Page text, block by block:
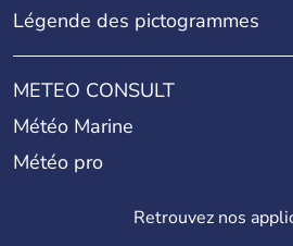
Légende des pictogrammes
METEO CONSULT
Météo Marine
Météo pro
Retrouvez nos